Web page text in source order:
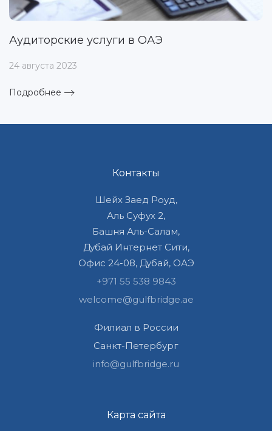
Аудиторские услуги в ОАЭ
24 августа 2023
Подробнее
Контакты
Шейх Заед Роуд,
Аль Суфух 2,
Башня Аль-Салам,
Дубай Интернет Сити,
Офис 24-08, Дубай, ОАЭ
+971 55 538 9843
welcome@gulfbridge.ae
Филиал в России
Санкт-Петербург
info@gulfbridge.ru
Карта сайта